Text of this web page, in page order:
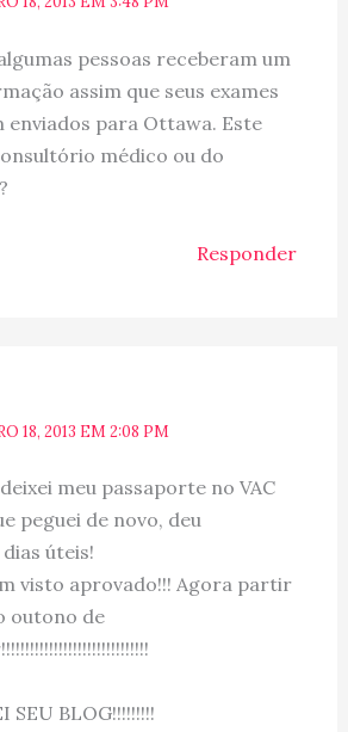
pessoas receberam um
assim que seus exames
enviados para Ottawa. Este
médico ou do
Responder
18, 2013 EM 2:08 PM
meu passaporte no VAC
peguei de novo, deu
úteis!
visto aprovado!!! Agora partir
outono de
SEU BLOG!!!!!!!!!